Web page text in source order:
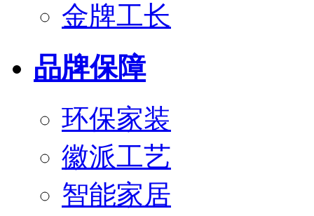
金牌工长
品牌保障
环保家装
徽派工艺
智能家居